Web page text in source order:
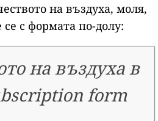
на въздуха, моля,
се с формата по-долу:
на въздуха в
form